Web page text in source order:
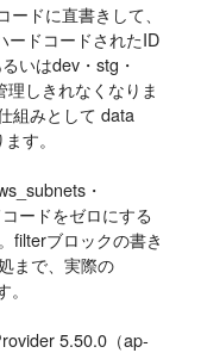
ドに直書きして、
ードコードされたID
いはdev・stg・
しきれなくなりま
組みとして data
す。
・
ードをゼロにする
filterブロックの書き
まで、実際の
5.50.0（ap-